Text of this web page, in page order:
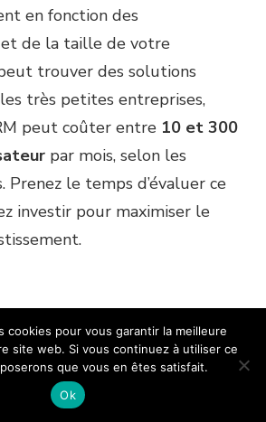
en fonction des
de la taille de votre
trouver des solutions
très petites entreprises,
peut coûter entre 10 et 300
par mois, selon les
Prenez le temps d’évaluer ce
investir pour maximiser le
d’intégrer un CRM
outils que j’utilise
cookies pour vous garantir la meilleure
site web. Si vous continuez à utiliser ce
que vous en êtes satisfait.
Ok